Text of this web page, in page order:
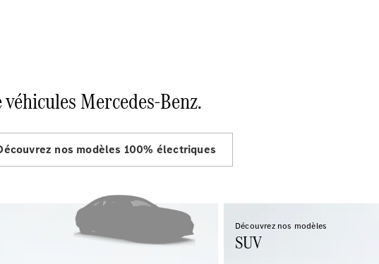
Mercedes-Benz.
nos modèles 100% électriques
Découvrez nos modèles
SUV